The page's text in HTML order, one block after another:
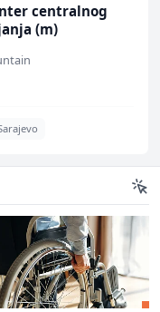
centralnog
(m)